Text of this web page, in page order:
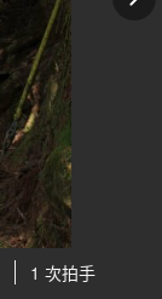
1 次拍手